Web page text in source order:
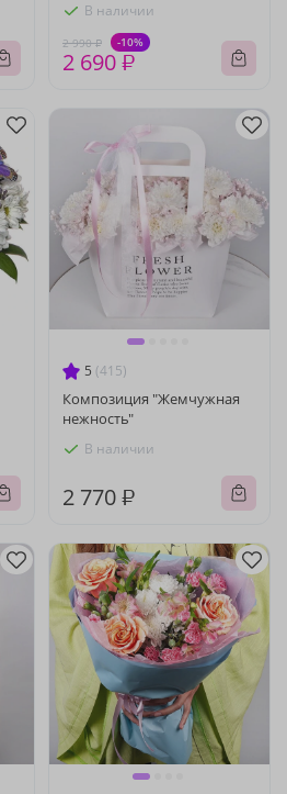
В наличии
2 990 ₽ -10%
2 690 ₽
5 (415)
Композиция "Жемчужная
нежность"
В наличии
2 770 ₽